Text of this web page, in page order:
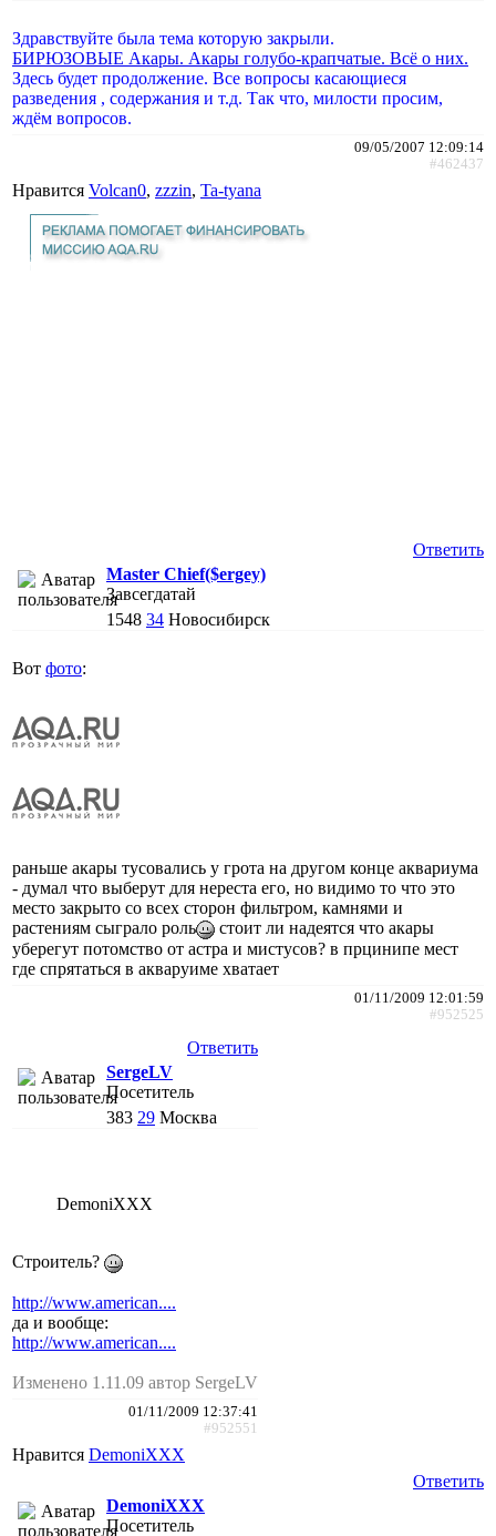
Здравствуйте была тема которую закрыли.
БИРЮЗОВЫЕ Акары. Акары голубо-крапчатые. Всё о них.
Здесь будет продолжение. Все вопросы касающиеся
разведения , содержания и т.д. Так что, милости просим,
ждём вопросов.
09/05/2007 12:09:14
#462437
Нравится Volcan0, zzzin, Ta-tyana
Ответить
Master Chief($ergey)
Завсегдатай
1548 34 Новосибирск
Вот фото:
раньше акары тусовались у грота на другом конце аквариума
- думал что выберут для нереста его, но видимо то что это
место закрыто со всех сторон фильтром, камнями и
растениям сыграло роль
стоит ли надеятся что акары
уберегут потомство от астра и мистусов? в прцинипе мест
где спрятаться в акваруиме хватает
01/11/2009 12:01:59
#952525
Ответить
SergeLV
Посетитель
383 29 Москва
DemoniXXX
Строитель?
http://www.american....
да и вообще:
http://www.american....
Изменено 1.11.09 автор SergeLV
01/11/2009 12:37:41
#952551
Нравится DemoniXXX
Ответить
DemoniXXX
Посетитель